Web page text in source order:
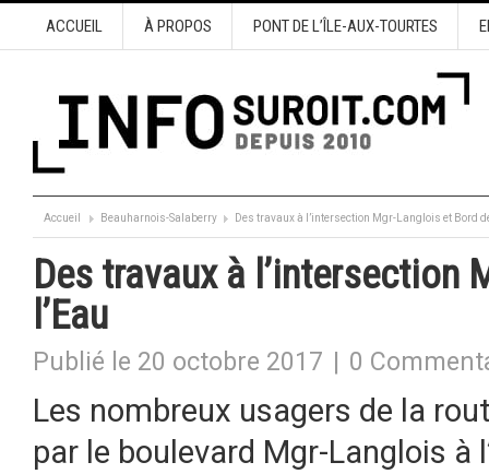
ACCUEIL À PROPOS PONT DE L’ÎLE-AUX-TOURTES
Accueil Beauharnois-Salaberry Des travaux à l’intersection Mgr-Langlois et Bord
Des travaux à l’intersection
l’Eau
Publié le 20 octobre 2017 0
Les nombreux usagers de la
par le boulevard Mgr-Langlois à